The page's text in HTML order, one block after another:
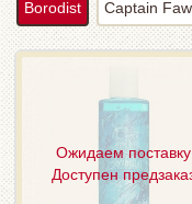
Borodist Captain
Ожидаем поставку
Доступен